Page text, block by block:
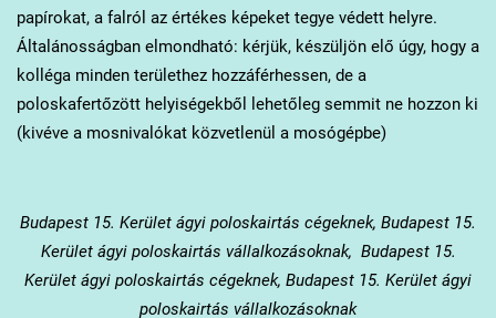
papírokat, a falról az értékes képeket tegye védett helyre.
Általánosságban elmondható: kérjük, készüljön elő úgy, hogy a
kolléga minden területhez hozzáférhessen, de a
poloskafertőzött helyiségekből lehetőleg semmit ne hozzon ki
(kivéve a mosnivalókat közvetlenül a mosógépbe)
Budapest 15. Kerület ágyi poloskairtás cégeknek, Budapest 15.
Kerület ágyi poloskairtás vállalkozásoknak, Budapest 15.
Kerület ágyi poloskairtás cégeknek, Budapest 15. Kerület ágyi
poloskairtás vállalkozásoknak